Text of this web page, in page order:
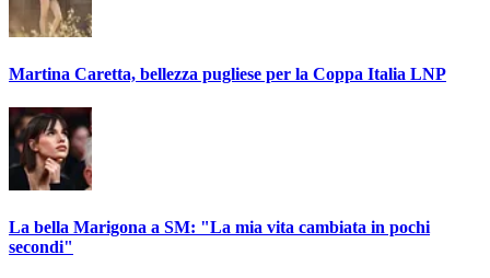
Martina Caretta, bellezza pugliese per la Coppa Italia LNP
La bella Marigona a SM: "La mia vita cambiata in pochi
secondi"